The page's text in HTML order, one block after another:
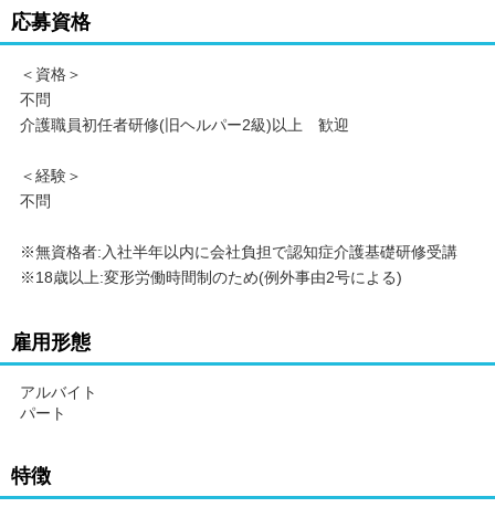
応募資格
＜資格＞
不問
介護職員初任者研修(旧ヘルパー2級)以上 歓迎
＜経験＞
不問
※無資格者:入社半年以内に会社負担で認知症介護基礎研修受講
※18歳以上:変形労働時間制のため(例外事由2号による)
雇用形態
アルバイト
パート
特徴